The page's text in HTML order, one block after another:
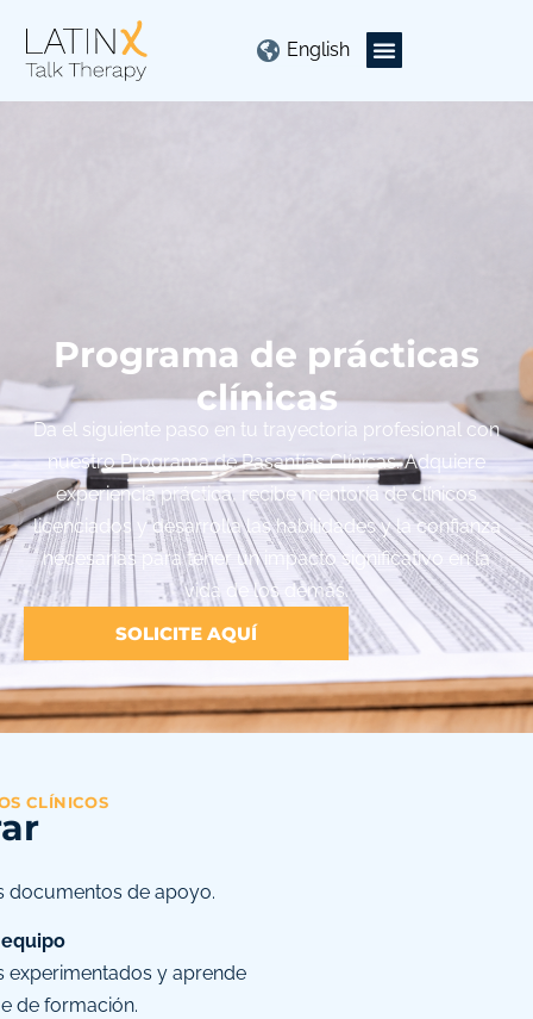
English
Programa de prácticas
clínicas
Da el siguiente paso en tu trayectoria profesional con
nuestro Programa de Pasantías Clínicas. Adquiere
experiencia práctica, recibe mentoría de clínicos
licenciados y desarrolla las habilidades y la confianza
necesarias para tener un impacto significativo en la
vida de los demás.
SOLICITE AQUÍ
CLÍNICOS
documentos de apoyo.
experimentados y aprende
de formación.